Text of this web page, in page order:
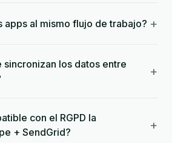
apps al mismo flujo de trabajo? +
sincronizan los datos entre
+
con el RGPD la
+ SendGrid?
+